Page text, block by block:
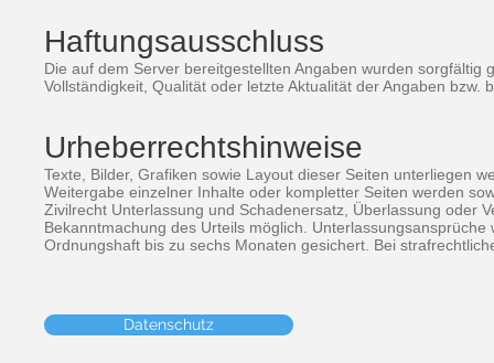
Haftungsausschluss
Die auf dem Server bereitgestellten Angaben wurden
Vollständigkeit, Qualität oder letzte Aktualität der Angaben
Urheberrechtshinweise
Texte, Bilder, Grafiken sowie Layout dieser Seiten unterliegen
Weitergabe einzelner Inhalte oder kompletter Seiten werden
Zivilrecht Unterlassung und Schadenersatz, Überlassung oder
Bekanntmachung des Urteils möglich.
Ordnungshaft bis zu sechs Monaten gesichert. Bei
Datenschutz